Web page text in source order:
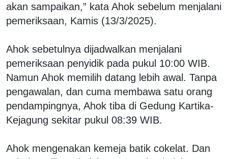
akan sampaikan,” kata Ahok sebelum menjalani
pemeriksaan, Kamis (13/3/2025).
Ahok sebetulnya dijadwalkan menjalani
pemeriksaan penyidik pada pukul 10:00 WIB.
Namun Ahok memilih datang lebih awal. Tanpa
pengawalan, dan cuma membawa satu orang
pendampingnya, Ahok tiba di Gedung Kartika-
Kejagung sekitar pukul 08:39 WIB.
Ahok mengenakan kemeja batik cokelat. Dan